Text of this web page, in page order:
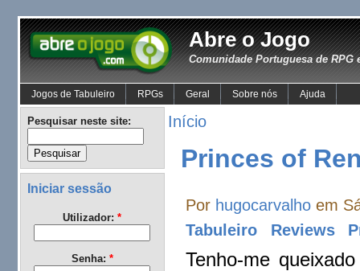
Abre o Jogo
Comunidade Portuguesa de RPG
Jogos de Tabuleiro RPGs Geral Sobre nós Ajuda
Pesquisar neste site:
Iniciar sessão
Utilizador: *
Senha: *
Início
Princes of
Por hugocarvalho em
Tabuleiro
Reviews
Tenho-me